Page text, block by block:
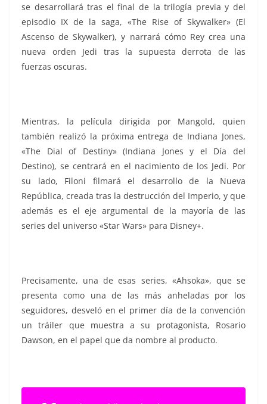
se desarrollará tras el final de la trilogía previa y del
episodio IX de la saga, «The Rise of Skywalker» (El
Ascenso de Skywalker), y narrará cómo Rey crea una
nueva orden Jedi tras la supuesta derrota de las
fuerzas oscuras.
Mientras, la película dirigida por Mangold, quien
también realizó la próxima entrega de Indiana Jones,
«The Dial of Destiny» (Indiana Jones y el Día del
Destino), se centrará en el nacimiento de los Jedi. Por
su lado, Filoni filmará el desarrollo de la Nueva
República, creada tras la destrucción del Imperio, y que
además es el eje argumental de la mayoría de las
series del universo «Star Wars» para Disney+.
Precisamente, una de esas series, «Ahsoka», que se
presenta como una de las más anheladas por los
seguidores, desveló en el primer día de la convención
un tráiler que muestra a su protagonista, Rosario
Dawson, en el papel que da nombre al producto.